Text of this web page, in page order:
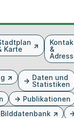
Karte
&
Daten und
Statistiken
Publikationen
Bilddatenbank